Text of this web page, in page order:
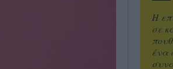
Η
σε
ένα